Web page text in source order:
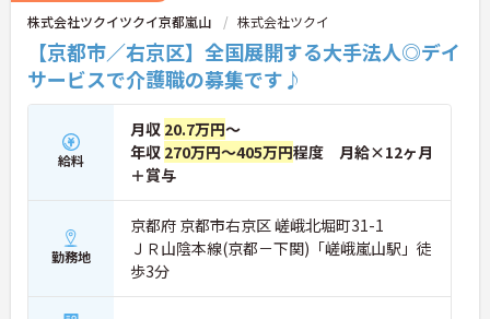
株式会社ツクイツクイ京都嵐山 株式会社ツクイ
【京都市／右京区】全国展開する大手法人◎デイ
サービスで介護職の募集です♪
給料
月収 20.7万円～
年収 270万円～405万円程度 月給×12ヶ月
＋賞与
勤務地
京都府 京都市右京区 嵯峨北堀町31-1
ＪＲ山陰本線(京都－下関)「嵯峨嵐山駅」徒
歩3分